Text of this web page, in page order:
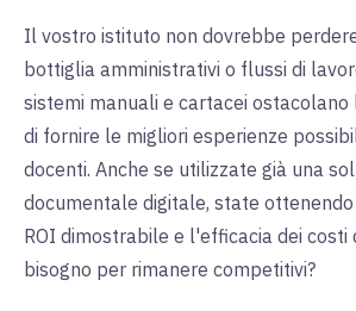
Il vostro istituto non dovrebbe
bottiglia amministrativi o flussi di
sistemi manuali e cartacei
di fornire le migliori esperienze
docenti. Anche se utilizzate già una
documentale digitale, state
ROI dimostrabile e l'efficacia dei costi
bisogno per rimanere competitivi?